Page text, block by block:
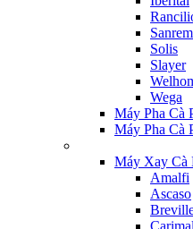
Solis
Slayer
Wega
Máy Pha Cà
Máy Pha Cà
Máy Xay Cà
Amalfi
Ascaso